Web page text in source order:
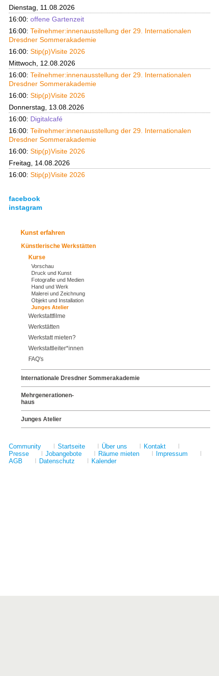
Dienstag, 11.08.2026
16:00: offene Gartenzeit
16:00: Teilnehmer:innenausstellung der 29. Internationalen
Dresdner Sommerakademie
16:00: Stip(p)Visite 2026
Mittwoch, 12.08.2026
16:00: Teilnehmer:innenausstellung der 29. Internationalen
Dresdner Sommerakademie
16:00: Stip(p)Visite 2026
Donnerstag, 13.08.2026
16:00: Digitalcafé
16:00: Teilnehmer:innenausstellung der 29. Internationalen
Dresdner Sommerakademie
16:00: Stip(p)Visite 2026
Freitag, 14.08.2026
16:00: Stip(p)Visite 2026
facebook
instagram
Kunst erfahren
Künstlerische Werkstätten
Kurse
Vorschau
Druck und Kunst
Fotografie und Medien
Hand und Werk
Malerei und Zeichnung
Objekt und Installation
Junges Atelier
Werkstattfilme
Werkstätten
Werkstatt mieten?
Werkstattleiter*innen
FAQ's
Internationale Dresdner Sommerakademie
Mehrgenerationen-
haus
Junges Atelier
Community I Startseite I Über uns I Kontakt
I
Presse
I Jobangebote I Räume mieten I Impressum
I
AGB
I Datenschutz I Kalender